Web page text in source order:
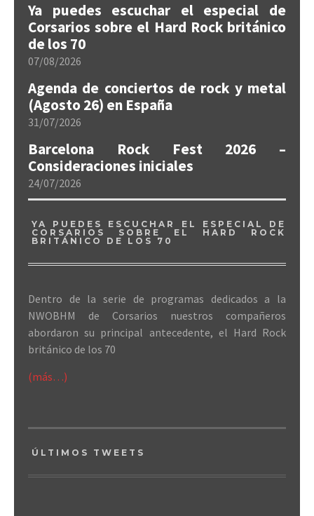
Ya puedes escuchar el especial de
Corsarios sobre el Hard Rock británico
de los 70
07/08/2026
Agenda de conciertos de rock y metal
(Agosto 26) en España
31/07/2026
Barcelona Rock Fest 2026 –
Consideraciones iniciales
24/07/2026
YA PUEDES ESCUCHAR EL ESPECIAL DE
CORSARIOS SOBRE EL HARD ROCK
BRITÁNICO DE LOS 70
Dentro de la serie de programas dedicados a la
NWOBHM de Corsarios nuestros compañeros
abordaron su principal antecedente, el Hard Rock
británico de los 70
(más…)
ÚLTIMOS TWEETS